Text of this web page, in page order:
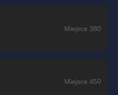
Miejsce 380
Miejsce 450